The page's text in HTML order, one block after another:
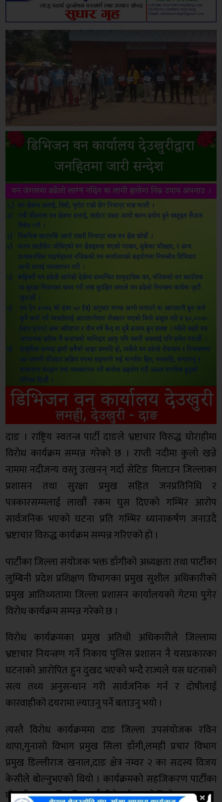
दाङ । राष्ट्रिय स्वतन्त्र पार्टी दाङले भ्रष्टाचार विरुद्ध घोराहीमा
विरोध कार्यक्रम सम्पन्न गरेको छ । राप्ती नदीमा कुलो खन्ने
नाममा नदीजन्य वस्तु उत्खनन् गर्दा सेटिङ मिलाउन जिल्लाका
प्रशासन तथा सुरक्षा प्रमुख सहित जनप्रतिनिधि र
पत्रकारसम्मलाई लाखौं रकम घुस दिएको गम्भिर आरोप
सार्वजनिक भएको घटना प्रति गम्भिर ध्यानाकर्षण जनाउदै
भ्रष्टाचार विरुद्ध कार्यक्रम सम्पन्न गरिएको हो ।
पार्टीका जिल्ला संयोजक भक्त डाँगीको अध्यक्षता तथा पार्टीका
लुम्बिनी प्रदेश प्रशिक्षण विभागका प्रमुख सुशील अधिकारीको
प्रमुख आतिथ्यतामा जिल्ला प्रशासन कार्यालयको गेटमा पुगेर
विरोध कार्यक्रम सम्पन्न गरेको छ ।
विरोध कार्यक्रमका प्रमुख अतिथी अधिकारीले जिल्लामा
भ्रष्टाचार नियन्त्रण गर्ने निकाय पुलिस प्रशासन नै यसप्रकारका
घटनाको आरोपित हुन दुखद भएको भन्दै राज्यले यस घटनाको
सत्य तथ्य अनुसन्धान गरी सार्वजनिक गर्न र दोषीलाई
कारवाहीको दयरामा ल्याउनु पर्ने बताउनु भयो ।
त्यस्तै विरोध कार्यक्रममा दाङ जिल्ला उपसंयोजक रविन
थापा,गुनासो विभाग प्रमुख सिला डाँगी,लमही प्रचार विभाग
प्रमुख डिल्लीराज खनाल,दाङ क्षेत्र नंम्वर २ का सदस्य विजय
केसीले बोल्नुभएको थियो । कार्यक्रमको सहजिकरण पार्टीका
घोराही नगर सचिव विमल जैसीले गर्नु भएको थियो ।